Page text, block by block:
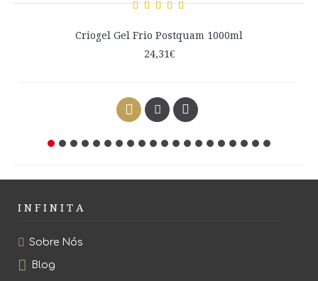
Criogel Gel Frio Postquam 1000ml
24,31€
I N F I N I T A
Sobre Nós
Blog